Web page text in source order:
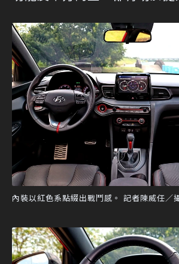
內裝以紅色系點綴出戰鬥感。 記者陳威任／